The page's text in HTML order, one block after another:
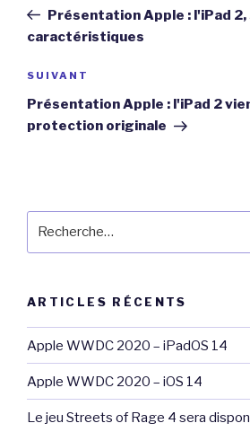
l’article
précédent
Présentation Apple : l'iPad 2,
caractéristiques
Article
suivant
SUIVANT
Présentation Apple : l'iPad 2
protection originale
ARTICLES RÉCENTS
Apple WWDC 2020 – iPadOS 14
Apple WWDC 2020 – iOS 14
Le jeu Streets of Rage 4 sera